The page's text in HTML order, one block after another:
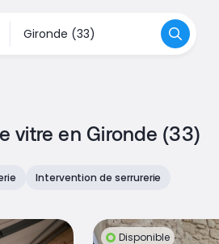
vitre en Gironde (33)
Intervention de serrurerie
Disponible